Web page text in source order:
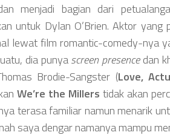
menjadi bagian dari
untuk Dylan O’Brien. Aktor
lewat film romantic-comedy-nya
dia punyascreen presencedan
Brodie-Sangster (Love,
We’re the Millers tidak akan
terasa familiar namun menarik
saya dengar namanya mampu